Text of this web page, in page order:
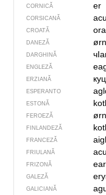
CORNICĂ er
CORSICANĂ
CROATĂ
DANEZĂ ørn
DARGHINĂ
ENGLEZĂ
ERZIANĂ
ESPERANTO
ESTONĂ
FEROEZĂ ørn
FINLANDEZĂ
FRANCEZĂ
FRIULANĂ
FRIZONĂ
GALEZĂ
GALICIANĂ